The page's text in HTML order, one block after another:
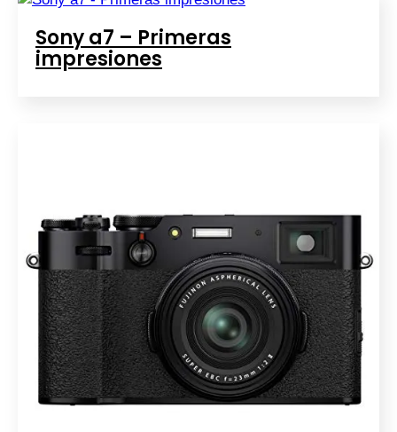
Sony a7 – Primeras
impresiones